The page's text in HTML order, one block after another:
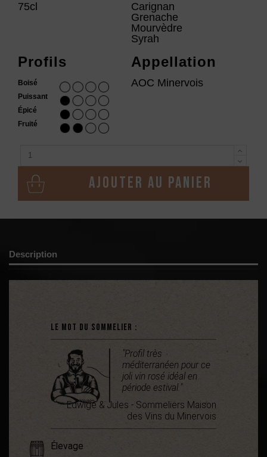
75cl
Carignan
Grenache
Mourvèdre
Syrah
Profils
Boisé
Puissant
Épicé
Fruité
Appellation
AOC Minervois
Ajouter au panier
Description
Le mot du sommelier :
"Profil très
méditerranéen pour ce
joli vin rosé idéal en
période estival."
Edwige & Jules - Sommeliers Maison
des Vins du Minervois
Élevage